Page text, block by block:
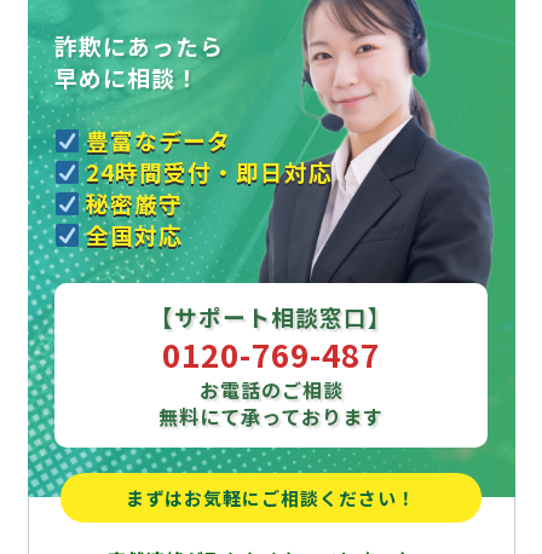
詐欺にあったら
早めに相談！
豊富なデータ
24時間受付・即日対応
秘密厳守
全国対応
【サポート相談窓口】
0120-769-487
お電話のご相談
無料にて承っております
まずはお気軽にご相談ください！